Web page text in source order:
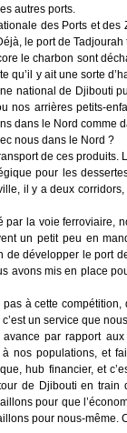
autres ports.
des Ports et
le port de
le charbon sont
qu’il y ait une sorte
national de Djibouti
nos arrières petits-
dans le Nord comme
nous dans le Nord ?
de ces
pour les
il y a deux
par la voie
un petit peu en
de développer le port
avons mis en place
pas à cette
un service que
par rapport
nos populations, et
hub financier, et
de Djibouti en train
pour que
pour nous-